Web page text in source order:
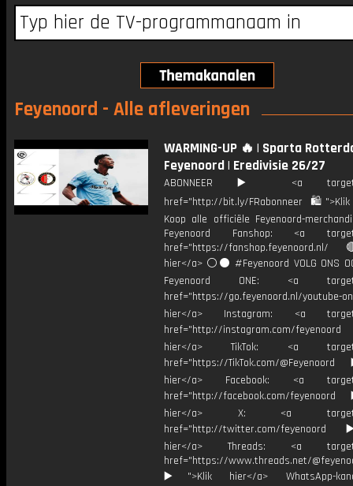
Feyenoord - Alle afleveringen
WARMING-UP 🔥 | Sparta
Feyenoord | Eredivisie 26/27
ABONNEER ▶️ <a
href="http://bit.ly/FRabonneer
Koop alle officiële Feyenoord-
Feyenoord Fanshop: <a
href="https://
hier</a> ⚪️⚫ #Feyenoord VOLG ONS
Feyenoord ONE: <a
href="https://go.feyenoord.nl/youtube-
hier</a> Instagram: <a
href="http://instagram.com/
hier</a> TikTok: <a
href="https://TikTok.com/
hier</a> Facebook: <a
href="http://facebook.com/
hier</a> X: <a
href="http://twitter.com/
hier</a> Threads: <a
href="https://www.threads.net/
▶️">Klik hier</a> WhatsApp-